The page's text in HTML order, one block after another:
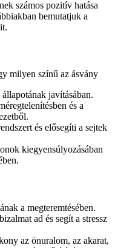
számos pozitív hatása
bemutatjuk a
milyen színű az ásvány
javításában.
és a
és elősegíti a sejtek
kiegyensúlyozásában
a megteremtésében.
ad és segít a stressz
az önuralom, az akarat,